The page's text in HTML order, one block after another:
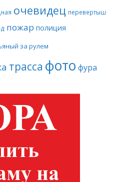
очевидец перевертыш
пожар полиция
за рулем
трасса фото фура